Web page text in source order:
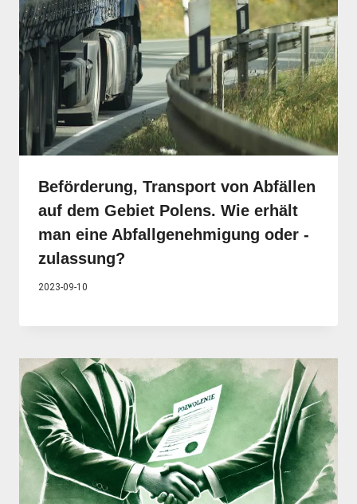
Beförderung, Transport von Abfällen
auf dem Gebiet Polens. Wie erhält
man eine Abfallgenehmigung oder -
zulassung?
2023-09-10